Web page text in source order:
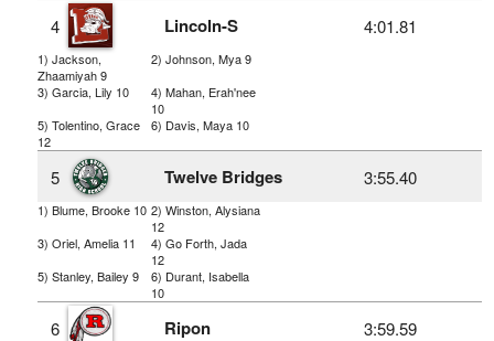
4 Lincoln-S 4:01.81
1) Jackson,
Zhaamiyah 9
2) Johnson, Mya 9
3) Garcia, Lily 10
4) Mahan, Erah'nee
10
5) Tolentino, Grace
12
6) Davis, Maya 10
5 Twelve Bridges 3:55.40
1) Blume, Brooke 10 2) Winston, Alysiana
12
3) Oriel, Amelia 11
4) Go Forth, Jada
12
5) Stanley, Bailey 9
6) Durant, Isabella
10
6 Ripon 3:59.59